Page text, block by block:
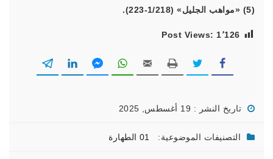
(5) «مواهب الجليل» (1/218-223).
Post Views: 1٬126
تاريخ النشر : 19 أغسطس, 2025
التصنيفات الموضوعية: 01 الطهارة